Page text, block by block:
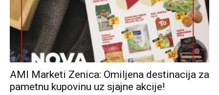
AMI Marketi Zenica: Omiljena destinacija za
pametnu kupovinu uz sjajne akcije!